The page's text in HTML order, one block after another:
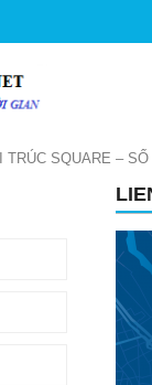
TRÚC SQUARE –